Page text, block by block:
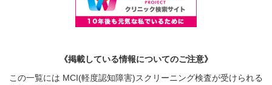
《掲載している情報についてのご注意》
この一覧には MCI(軽度認知障害)スクリーニング検査が受けられる